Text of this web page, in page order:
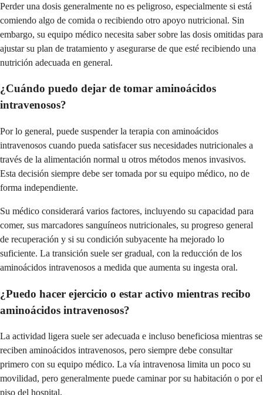
Perder una dosis generalmente no es peligroso, especialmente si está
comiendo algo de comida o recibiendo otro apoyo nutricional. Sin
embargo, su equipo médico necesita saber sobre las dosis omitidas para
ajustar su plan de tratamiento y asegurarse de que esté recibiendo una
nutrición adecuada en general.
¿Cuándo puedo dejar de tomar aminoácidos
intravenosos?
Por lo general, puede suspender la terapia con aminoácidos
intravenosos cuando pueda satisfacer sus necesidades nutricionales a
través de la alimentación normal u otros métodos menos invasivos.
Esta decisión siempre debe ser tomada por su equipo médico, no de
forma independiente.
Su médico considerará varios factores, incluyendo su capacidad para
comer, sus marcadores sanguíneos nutricionales, su progreso general
de recuperación y si su condición subyacente ha mejorado lo
suficiente. La transición suele ser gradual, con la reducción de los
aminoácidos intravenosos a medida que aumenta su ingesta oral.
¿Puedo hacer ejercicio o estar activo mientras recibo
aminoácidos intravenosos?
La actividad ligera suele ser adecuada e incluso beneficiosa mientras se
reciben aminoácidos intravenosos, pero siempre debe consultar
primero con su equipo médico. La vía intravenosa limita un poco su
movilidad, pero generalmente puede caminar por su habitación o por el
piso del hospital.